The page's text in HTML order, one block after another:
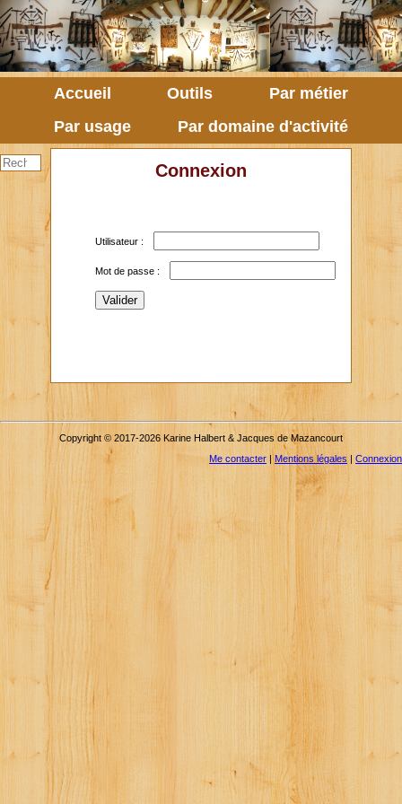
Accueil Outils
Par métier
Par usage
Par domaine d'activité
Connexion
Utilisateur :
Mot de passe :
Copyright © 2017-2026 Karine Halbert & Jacques de Mazancourt
Me contacter
Mentions légales Connexion